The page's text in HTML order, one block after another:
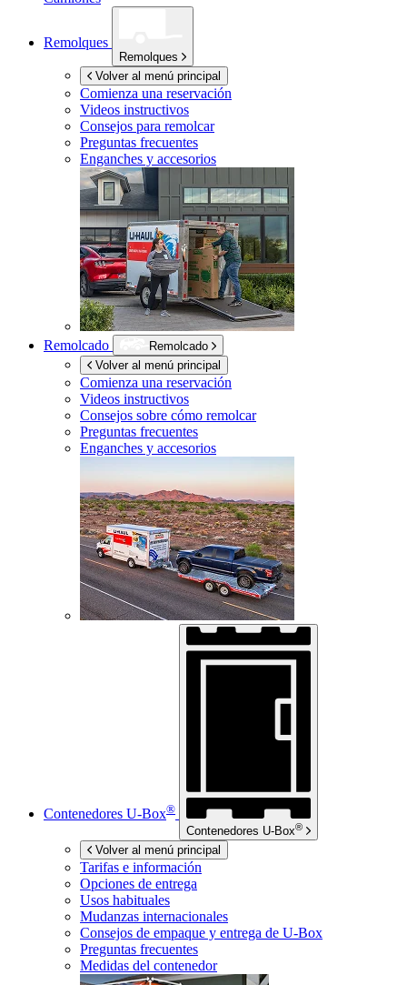
Remolques
Remolques
Volver al menú principal
Comienza una reservación
Videos instructivos
Consejos para remolcar
Preguntas frecuentes
Enganches y accesorios
Remolcado
Remolcado
Volver al menú principal
Comienza una reservación
Videos instructivos
Consejos sobre cómo remolcar
Preguntas frecuentes
Enganches y accesorios
Contenedores U-Box®
Contenedores U-Box®
Volver al menú principal
Tarifas e información
Opciones de entrega
Usos habituales
Mudanzas internacionales
Consejos de empaque y entrega de U-Box
Preguntas frecuentes
Medidas del contenedor